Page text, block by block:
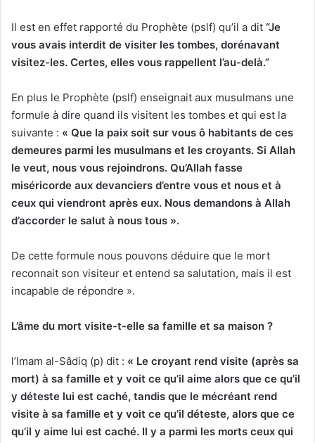
Il est en effet rapporté du Prophète (pslf) qu’il a dit “Je
vous avais interdit de visiter les tombes, dorénavant
visitez-les. Certes, elles vous rappellent l’au-delà.”
En plus le Prophète (pslf) enseignait aux musulmans une
formule à dire quand ils visitent les tombes et qui est la
suivante : « Que la paix soit sur vous ô habitants de ces
demeures parmi les musulmans et les croyants. Si Allah
le veut, nous vous rejoindrons. Qu’Allah fasse
miséricorde aux devanciers d’entre vous et nous et à
ceux qui viendront après eux. Nous demandons à Allah
d’accorder le salut à nous tous ».
De cette formule nous pouvons déduire que le mort
reconnait son visiteur et entend sa salutation, mais il est
incapable de répondre ».
L’âme du mort visite-t-elle sa famille et sa maison ?
l’Imam al-Sâdiq (p) dit : « Le croyant rend visite (après sa
mort) à sa famille et y voit ce qu’il aime alors que ce qu’il
y déteste lui est caché, tandis que le mécréant rend
visite à sa famille et y voit ce qu’il déteste, alors que ce
qu’il y aime lui est caché. Il y a parmi les morts ceux qui